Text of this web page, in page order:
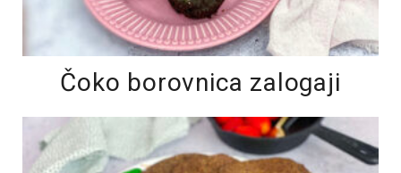
Čoko borovnica zalogaji